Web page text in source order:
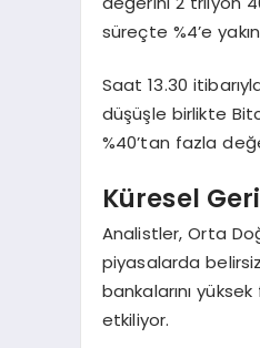
süreçte %4’e
Saat 13.30
düşüşle birlikte
%40’tan fazla
Küresel
Analistler, Orta
piyasalarda
bankalarını
etkiliyor.